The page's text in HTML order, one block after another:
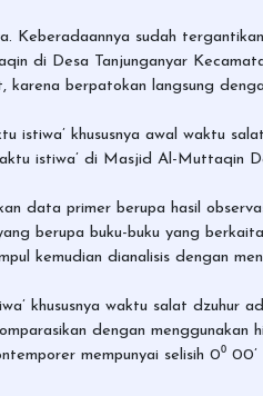
Keberadaannya sudah
di Desa Tanjunganyar
karena berpatokan langsung
istiwa’ khususnya awal waktu
istiwa’ di Masjid Al-Muttaqin
data primer berupa hasil
berupa buku-buku yang
kemudian dianalisis dengan
khususnya waktu salat dzuhur
dengan menggunakan
mempunyai selisih 0⁰ 00’